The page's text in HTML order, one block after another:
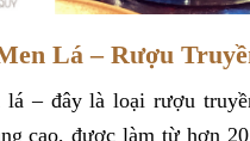
Lá – Rượu
lá – đây là loại rượu
cao, được làm từ hơn